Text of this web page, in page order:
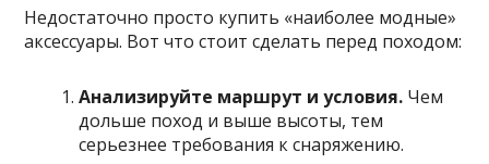
Недостаточно просто купить «наиболее модные»
аксессуары. Вот что стоит сделать перед походом:
Анализируйте маршрут и условия. Чем
дольше поход и выше высоты, тем
серьезнее требования к снаряжению.